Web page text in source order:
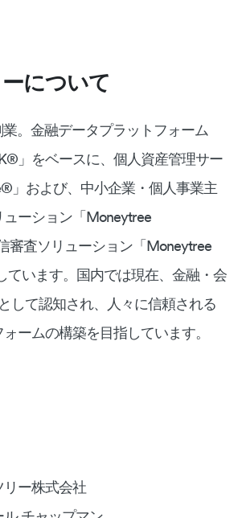
について
業。金融データプラットフォーム
」をベースに、個人資産管理サー
」および、中小企業・個人事業主
ーション「Moneytree
審査ソリューション「Moneytree
ています。国内では現在、金融・会
して認知され、人々に信頼される
ームの構築を目指しています。
ー株式会社